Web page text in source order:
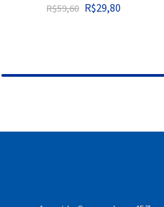
R$59,60 R$29,80